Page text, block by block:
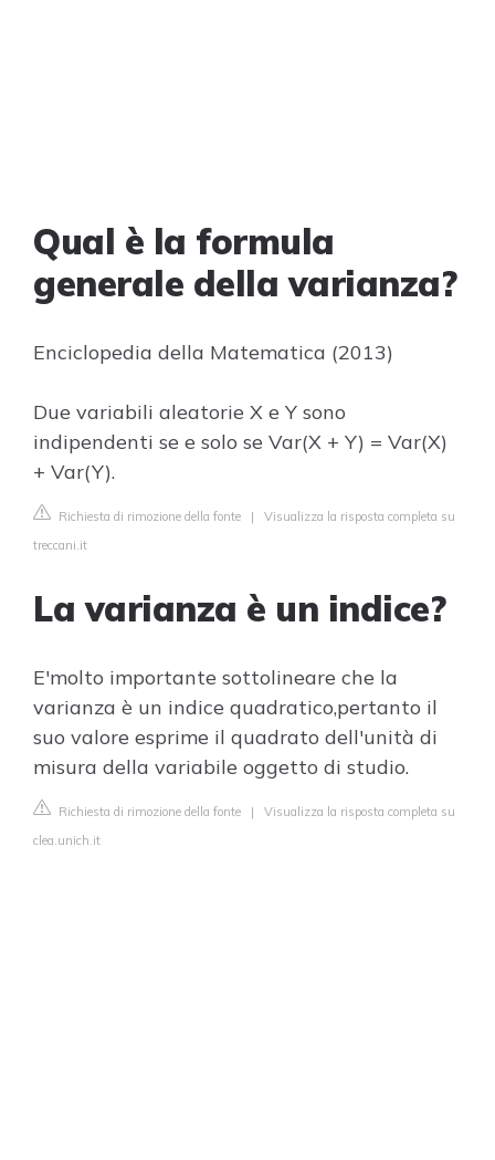
Qual è la formula
generale della varianza?
Enciclopedia della Matematica (2013)
Due variabili aleatorie X e Y sono
indipendenti se e solo se Var(X + Y) = Var(X)
+ Var(Y).
Richiesta di rimozione della fonte | Visualizza la risposta completa su
treccani.it
La varianza è un indice?
E'molto importante sottolineare che la
varianza è un indice quadratico,pertanto il
suo valore esprime il quadrato dell'unità di
misura della variabile oggetto di studio.
Richiesta di rimozione della fonte | Visualizza la risposta completa su
clea.unich.it